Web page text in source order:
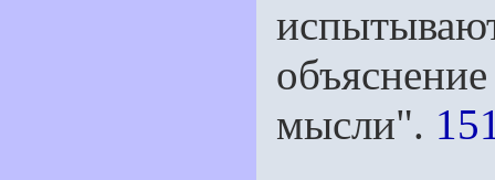
мысли".